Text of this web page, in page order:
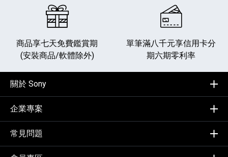
商品享七天免費鑑賞期
(安裝商品/軟體除外)
單筆滿八千元享信用卡分
期六期零利率
關於 Sony
企業專案
常見問題